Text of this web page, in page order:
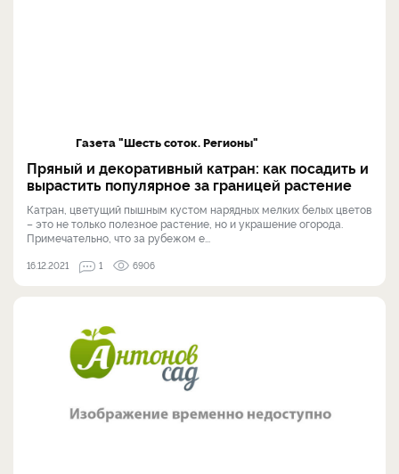
Газета "Шесть соток. Регионы"
Пряный и декоративный катран: как посадить и
вырастить популярное за границей растение
Катран, цветущий пышным кустом нарядных мелких белых цветов
– это не только полезное растение, но и украшение огорода.
Примечательно, что за рубежом е...
16.12.2021 1 6906